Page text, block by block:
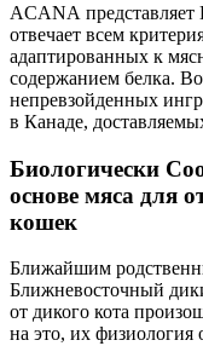
ACANA
отвечает всем
адаптированных к
содержанием белка.
непревзойденных
в Канаде,
Биологически
основе мяса для
кошек
Ближайшим
Ближневосточный
от дикого кота
на это, их физиология